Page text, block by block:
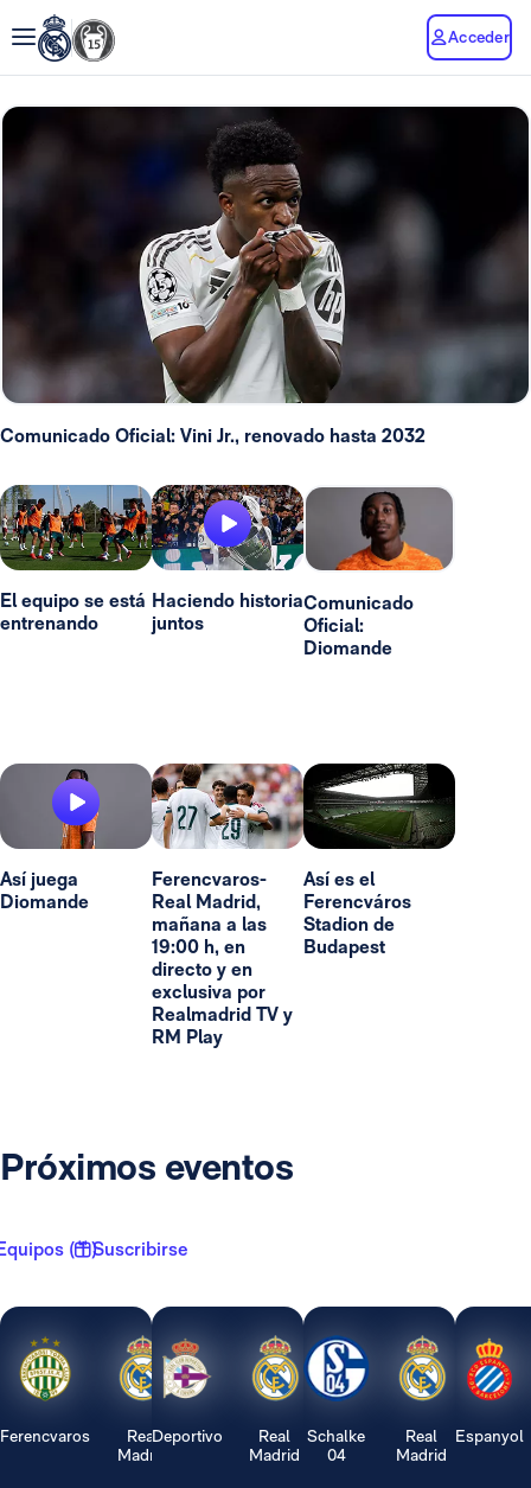
Acceder
Comunicado Oficial: Vini Jr., renovado hasta 2032
El equipo se está
entrenando
Haciendo historia
juntos
Comunicado
Oficial:
Diomande
Así juega
Diomande
Ferencvaros-
Real Madrid,
mañana a las
19:00 h, en
directo y en
exclusiva por
Realmadrid TV y
RM Play
Así es el
Ferencváros
Stadion de
Budapest
Próximos eventos
( 1 )Suscribirse
Ferencvaros
Real
Madrid
Deportivo
Real
Madrid
Schalke
04
Real
Madrid
Espanyol